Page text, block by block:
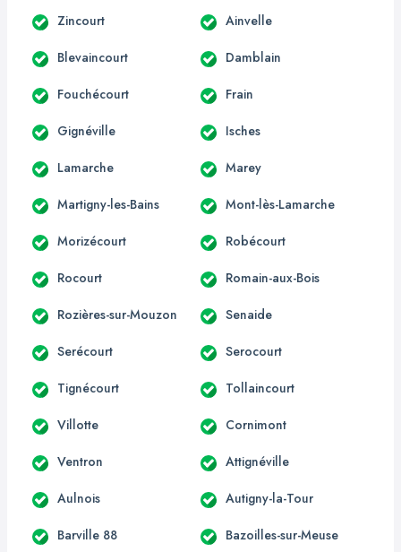
Zincourt Ainvelle
Blevaincourt Damblain
Fouchécourt Frain
Gignéville Isches
Lamarche Marey
Martigny-les-Bains Mont-lès-Lamarche
Morizécourt Robécourt
Rocourt Romain-aux-Bois
Rozières-sur-Mouzon Senaide
Serécourt Serocourt
Tignécourt Tollaincourt
Villotte Cornimont
Ventron Attignéville
Aulnois Autigny-la-Tour
Barville 88 Bazoilles-sur-Meuse